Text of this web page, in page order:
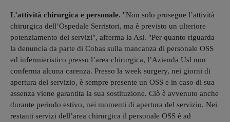
L’attività chirurgica e personale. "Non solo prosegue l’attività
chirurgica dell’Ospedale Serristori, ma è previsto un ulteriore
potenziamento dei servizi", afferma la Asl. "Per quanto riguarda
la denuncia da parte di Cobas sulla mancanza di personale OSS
ed infermieristico presso l’area chirurgica, l’Azienda Usl non
conferma alcuna carenza. Presso la week surgery, nei giorni di
apertura del servizio, è sempre presente un OSS e in caso di sua
assenza viene garantita la sua sostituzione. Ciò è avvenuto anche
durante periodo estivo, nei momenti di apertura del servizio. Nei
restanti servizi dell’area chirurgica il personale OSS è ad